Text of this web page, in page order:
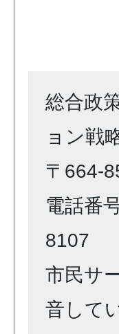
総合政
ョン戦
〒664-
電話番
8107
市民サ
音して